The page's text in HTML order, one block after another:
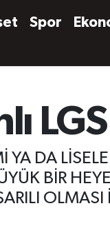
Spor
YA DA
BİR